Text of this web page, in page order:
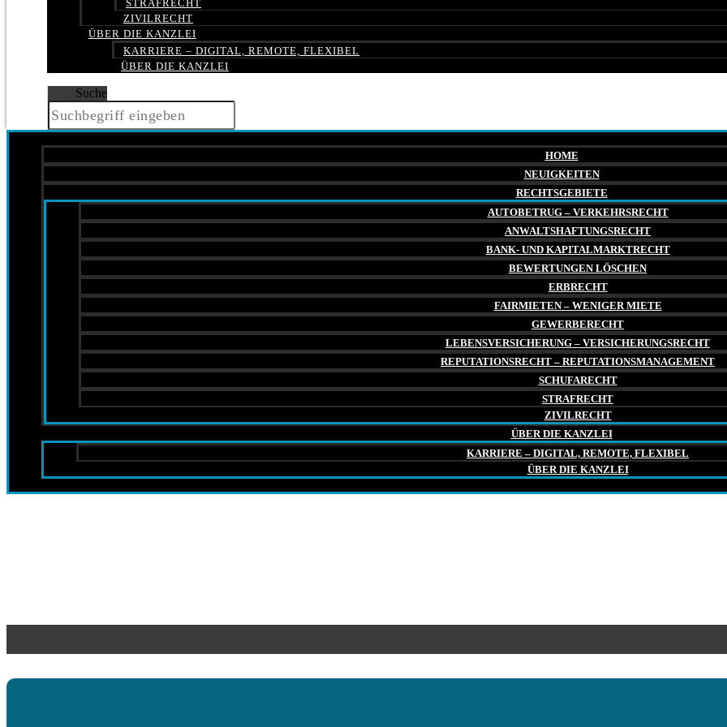
STRAFRECHT
ZIVILRECHT
ÜBER DIE KANZLEI
KARRIERE – DIGITAL, REMOTE, FLEXIBEL
ÜBER DIE KANZLEI
Suche
HOME
NEUIGKEITEN
RECHTSGEBIETE
AUTOBETRUG – VERKEHRSRECHT
ANWALTSHAFTUNGSRECHT
BANK- UND KAPITALMARKTRECHT
BEWERTUNGEN LÖSCHEN
ERBRECHT
FAIRMIETEN – WENIGER MIETE
GEWERBERECHT
LEBENSVERSICHERUNG – VERSICHERUNGSRECHT
REPUTATIONSRECHT – REPUTATIONSMANAGEMENT
SCHUFARECHT
STRAFRECHT
ZIVILRECHT
ÜBER DIE KANZLEI
KARRIERE – DIGITAL, REMOTE, FLEXIBEL
ÜBER DIE KANZLEI